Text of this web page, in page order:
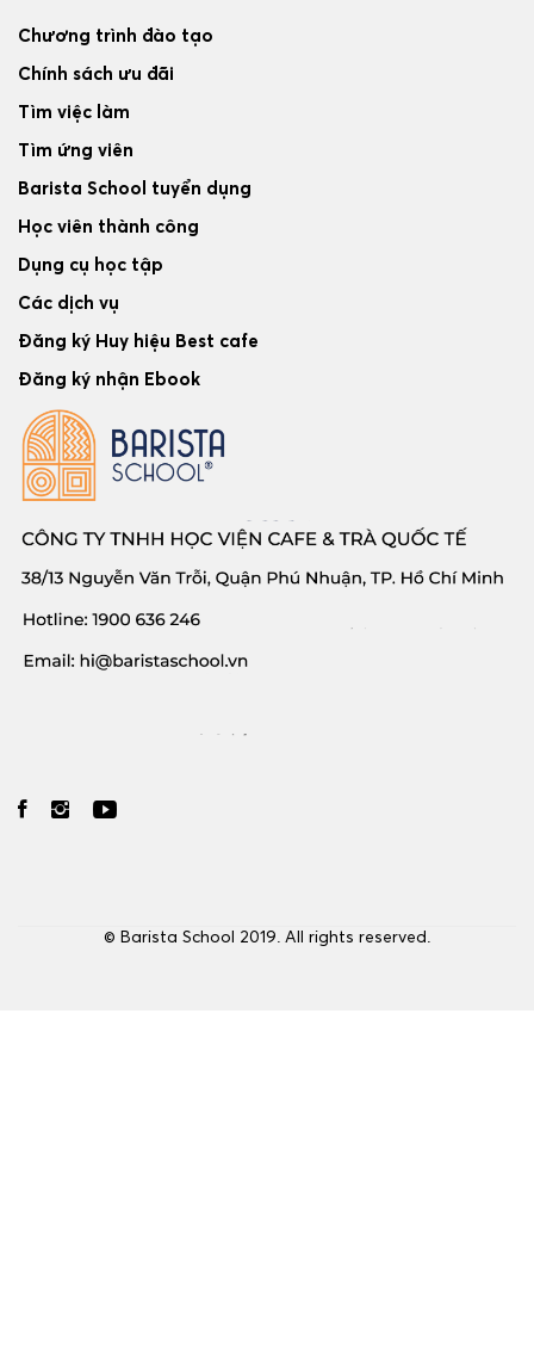
Chương trình đào tạo
Chính sách ưu đãi
Tìm việc làm
Tìm ứng viên
Barista School tuyển dụng
Học viên thành công
Dụng cụ học tập
Các dịch vụ
Đăng ký Huy hiệu Best cafe
Đăng ký nhận Ebook
© Barista School 2019. All rights reserved.